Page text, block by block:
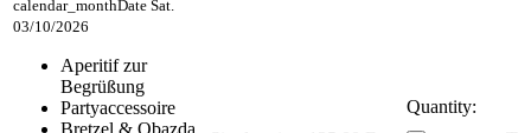
calendar_monthDate Sat.
03/10/2026
Aperitif zur
Begrüßung
Partyaccessoire
Bretzel & Obazda
Quantity: